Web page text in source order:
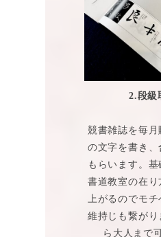
2.段級
競書雑誌を毎月
の文字を書き、
もらいます。
書道教室の在
上がるのでモ
維持じも繋が
ら大人まで